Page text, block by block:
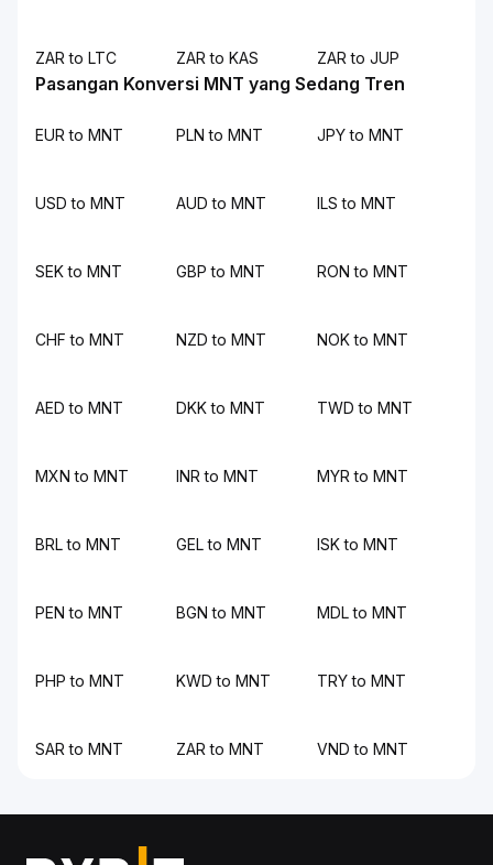
ZAR to LTC ZAR to KAS ZAR to JUP
Pasangan Konversi MNT yang Sedang Tren
EUR to MNT PLN to MNT JPY to MNT
USD to MNT AUD to MNT ILS to MNT
SEK to MNT GBP to MNT RON to MNT
CHF to MNT NZD to MNT NOK to MNT
AED to MNT DKK to MNT TWD to MNT
MXN to MNT INR to MNT MYR to MNT
BRL to MNT GEL to MNT ISK to MNT
PEN to MNT BGN to MNT MDL to MNT
PHP to MNT KWD to MNT TRY to MNT
SAR to MNT ZAR to MNT VND to MNT